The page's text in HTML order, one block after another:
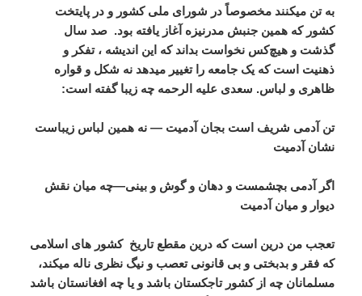
به تن میکنند مخصوصاً در شورای ملی کشور و در پایتخت
کشور که همین جنبش مدرنیزه آغاز یافته بود. صد سال
گذشت و هیچ‌کس نخواست بداند که این اندیشه ، تفکر و
ذهنیت است که یک جامعه را تغییر میدهد نه شکل و قواره
ظاهری و لباس. سعدی علیه الرحمه چه زیبا گفته است:
تن آدمی شریف است بجان آدمیت — نه همین لباس زیباست
نشان آدمیت
اگر آدمی بچشمست و دهان و گوش و بینی—چه میان نقش
دیوار و میان آدمیت
تعجب من درین است که درین مقطع تاریخ کشور های اسلامی
که فقر و بدبختی و بی قانونی تعصب و نیگ نظری ناله میکند،
مسلمانان چه از کشور تاجکستان باشد و یا چه افغانستان باشد